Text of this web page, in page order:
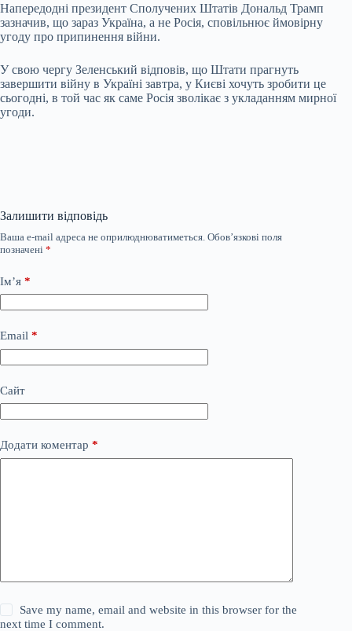
Напередодні президент Сполучених Штатів Дональд Трамп
зазначив, що зараз Україна, а не Росія, сповільнює ймовірну
угоду про припинення війни.
У свою чергу Зеленський відповів, що Штати прагнуть
завершити війну в Україні завтра, у Києві хочуть зробити це
сьогодні, в той час як саме Росія зволікає з укладанням мирної
угоди.
Залишити відповідь
Ваша e-mail адреса не оприлюднюватиметься. Обов’язкові поля
позначені *
Ім’я *
Email *
Сайт
Додати коментар *
Save my name, email and website in this browser for the
next time I comment.